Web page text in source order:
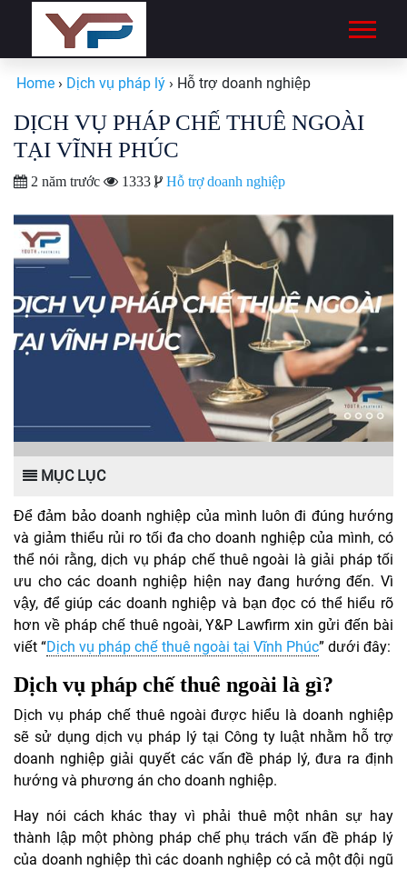
Home › Dịch vụ pháp lý › Hỗ trợ doanh nghiệp
DỊCH VỤ PHÁP CHẾ THUÊ NGOÀI
TẠI VĨNH PHÚC
2 năm trước 1333 Hỗ trợ doanh nghiệp
MỤC LỤC
Để đảm bảo doanh nghiệp của mình luôn đi đúng hướng
và giảm thiểu rủi ro tối đa cho doanh nghiệp của mình, có
thể nói rằng, dịch vụ pháp chế thuê ngoài là giải pháp tối
ưu cho các doanh nghiệp hiện nay đang hướng đến. Vì
vậy, để giúp các doanh nghiệp và bạn đọc có thể hiểu rõ
hơn về pháp chế thuê ngoài, Y&P Lawfirm xin gửi đến bài
viết “Dịch vụ pháp chế thuê ngoài tại Vĩnh Phúc” dưới đây:
Dịch vụ pháp chế thuê ngoài là gì?
Dịch vụ pháp chế thuê ngoài được hiểu là doanh nghiệp
sẽ sử dụng dịch vụ pháp lý tại Công ty luật nhằm hỗ trợ
doanh nghiệp giải quyết các vấn đề pháp lý, đưa ra định
hướng và phương án cho doanh nghiệp.
Hay nói cách khác thay vì phải thuê một nhân sự hay
thành lập một phòng pháp chế phụ trách vấn đề pháp lý
của doanh nghiệp thì các doanh nghiệp có cả một đội ngũ